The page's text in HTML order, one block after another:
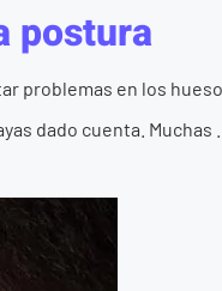
postura
problemas en los
dado cuenta. Muchas ...